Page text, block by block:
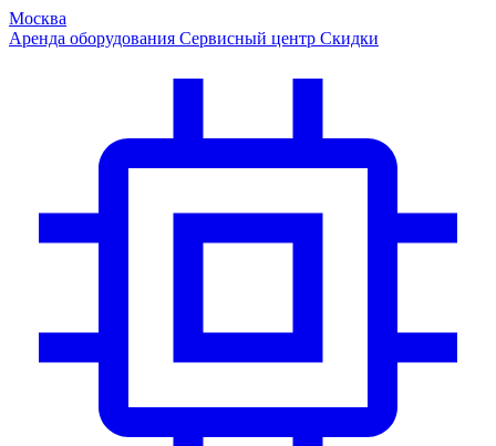
Москва
Аренда оборудования Сервисный центр Скидки